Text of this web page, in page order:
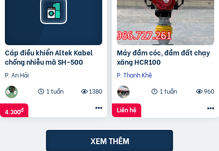
Cáp điều khiển Altek Kabel
chống nhiễu mã SH-500
P. An Hải
1 tuần
1380
4.300đ
Máy đầm cóc, đầm đất chạy
xăng HCR100
P. Thanh Khê
1 tuần
960
Liên hệ
XEM THÊM